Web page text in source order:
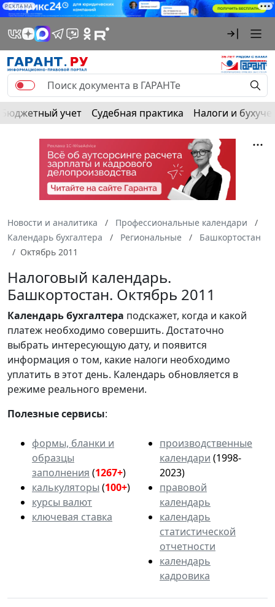
РЕКЛАМА
Бюджетный учет Судебная практика Налоги и
Новости и аналитика
Профессиональные календари
Календарь бухгалтера
Региональные
Башкортостан
Октябрь 2011
Налоговый календарь.
Башкортостан. Октябрь 2011
Календарьбухгалтера подскажет, когда и какой
платеж необходимо совершить. Достаточно
выбрать интересующую дату, и появится
информация о том, какие налоги необходимо
уплатить в этот день. Календарь обновляется в
режиме реального времени.
Полезные сервисы:
формы, бланки и
образцы
заполнения (1267+)
калькуляторы (100+)
курсы валют
ключевая ставка
производственные
календари (1998-
2023)
правовой
календарь
календарь
статистической
отчетности
календарь
кадровика